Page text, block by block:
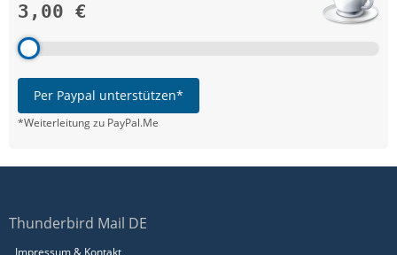
3,00 €
Per Paypal unterstützen*
*Weiterleitung zu PayPal.Me
Thunderbird Mail DE